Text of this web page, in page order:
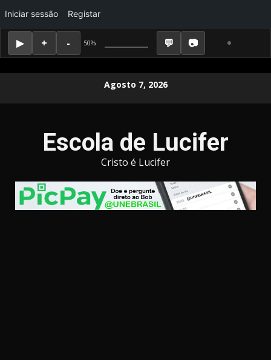
50%
Iniciar sessão Registar
Agosto 7, 2026
Escola de Lucifer
Cristo é Lucifer